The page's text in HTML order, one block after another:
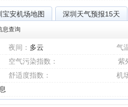
宝安机场地图 深圳天气预报15天
息查询
夜间： 多云 气
空气污染指数：
紫
舒适度指数： 机